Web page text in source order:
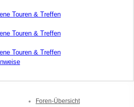
Touren & Treffen
Touren & Treffen
Touren & Treffen
Foren-Übersicht